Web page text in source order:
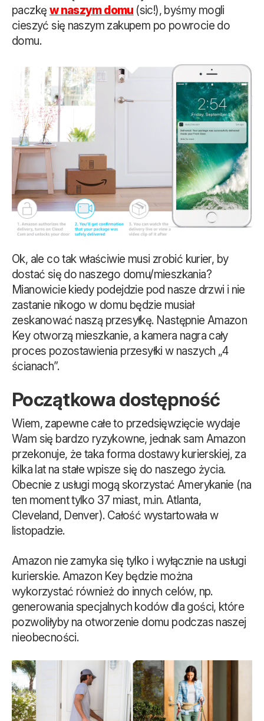
paczkę w naszym domu (sic!), byśmy mogli
cieszyć się naszym zakupem po powrocie do
domu.
Ok, ale co tak właściwie musi zrobić kurier, by
dostać się do naszego domu/mieszkania?
Mianowicie kiedy podejdzie pod nasze drzwi i nie
zastanie nikogo w domu będzie musiał
zeskanować naszą przesyłkę. Następnie Amazon
Key otworzą mieszkanie, a kamera nagra cały
proces pozostawienia przesyłki w naszych „4
ścianach”.
Początkowa dostępność
Wiem, zapewne całe to przedsięwzięcie wydaje
Wam się bardzo ryzykowne, jednak sam Amazon
przekonuje, że taka forma dostawy kurierskiej, za
kilka lat na stałe wpisze się do naszego życia.
Obecnie z usługi mogą skorzystać Amerykanie (na
ten moment tylko 37 miast, m.in. Atlanta,
Cleveland, Denver). Całość wystartowała w
listopadzie.
Amazon nie zamyka się tylko i wyłącznie na usługi
kurierskie. Amazon Key będzie można
wykorzystać również do innych celów, np.
generowania specjalnych kodów dla gości, które
pozwoliłyby na otworzenie domu podczas naszej
nieobecności.